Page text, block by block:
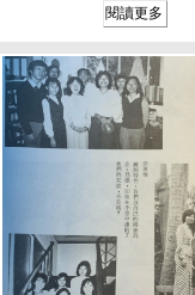
閱讀更多